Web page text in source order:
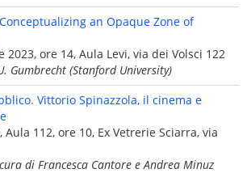
an Opaque Zone of
2023, ore 14, Aula Levi, via dei Volsci 122
Gumbrecht (Stanford University)
Vittorio Spinazzola, il cinema e
112, ore 10, Ex Vetrerie Sciarra, via
di Francesca Cantore e Andrea Minuz